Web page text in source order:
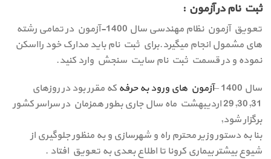
ثبت نام در آزمون :
تعویق آزمون نظام مهندسی سال 1400-آزمون در تمامی رشته
های مشمول انجام میگیرد.برای ثبت نام باید مدارک خود رااسکن
نموده و در قسمت ثبت نام سایت سنجش وارد کنید.
سال 1400 –
آزمون های ورود به حرفه که مقرر بود در روزهای
29,30,31 اردیبهشت ماه سال جاری بطور همزمان در سراسر کشور
برگزار شود,
بنا به دستور وزیر محترم راه و شهرسازی و به منظور جلوگیری از
شیوع بیشتر بیماری کرونا تا اطلاع بعدی به تعویق افتاد .